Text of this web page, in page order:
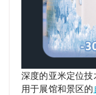
深度的亚米定位
用于展馆和景区的